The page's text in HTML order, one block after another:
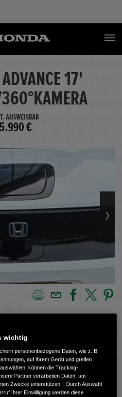
17'
AUSWEISBAR
€
53.695 km
Elektro
Automatik
wichtig
personenbezogene Daten, wie z. B.
auf Ihrem Gerät und greifen
können die Tracking-
Partner verarbeiten Daten, um
Zwecke unterstützen. . Durch Auswahl
Ihrer Einwilligung werden diese